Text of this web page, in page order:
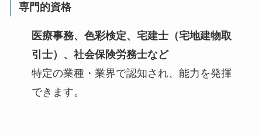
専門的資格
医療事務、色彩検定、宅建士（宅地建物取
引士）、社会保険労務士など
特定の業種・業界で認知され、能力を発揮
できます。